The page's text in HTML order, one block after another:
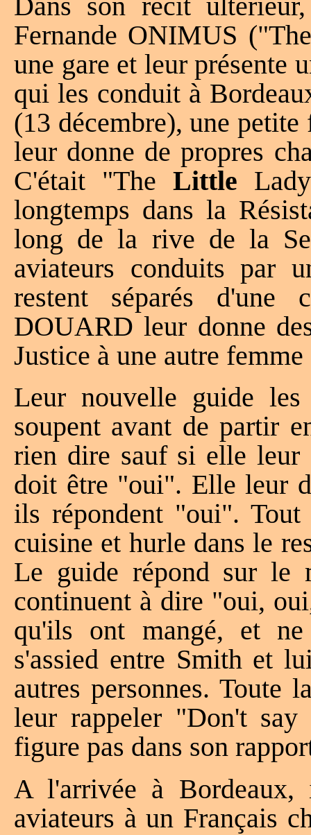
Fernande ONIMUS
une gare et leur présente
qui les conduit à
(13 décembre), une
leur donne de propres
C'était "TheLittle
longtemps dans la
long de la rive de la
aviateurs conduits par
restent séparés d'une
DOUARD leur donne
Justice à une autre
Leur nouvelle guide
soupent avant de partir
rien dire sauf si elle leur
doit être "oui". Elle leur
ils répondent "oui".
cuisine et hurle dans le
Le guide répond sur le
continuent à dire "oui,
qu'ils ont mangé, et
s'assied entre Smith et
autres personnes. Toute
leur rappeler "Don't
figure pas dans son
A l'arrivée à Bordeaux,
aviateurs à un Français